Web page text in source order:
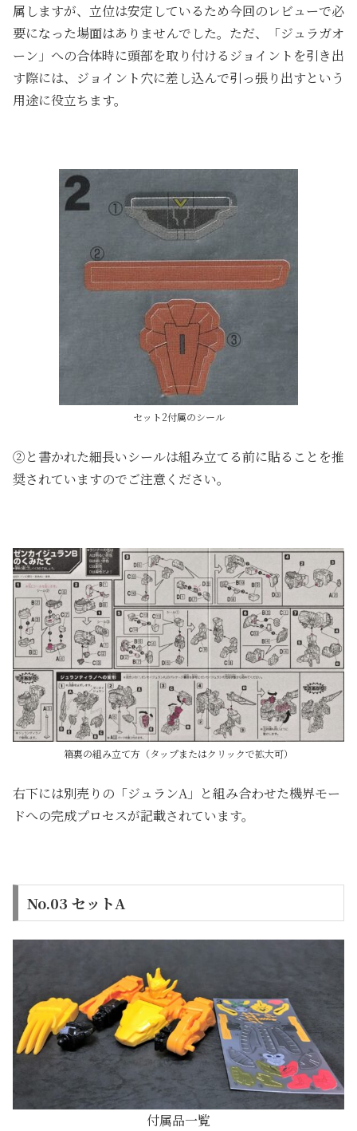
属しますが、立位は安定しているため今回のレビューで必
要になった場面はありませんでした。ただ、「ジュラガオ
ーン」への合体時に頭部を取り付けるジョイントを引き出
す際には、ジョイント穴に差し込んで引っ張り出すという
用途に役立ちます。
セット2付属のシール
②と書かれた細長いシールは組み立てる前に貼ることを推
奨されていますのでご注意ください。
箱裏の組み立て方（タップまたはクリックで拡大可）
右下には別売りの「ジュランA」と組み合わせた機界モー
ドへの完成プロセスが記載されています。
No.03 セットA
付属品一覧